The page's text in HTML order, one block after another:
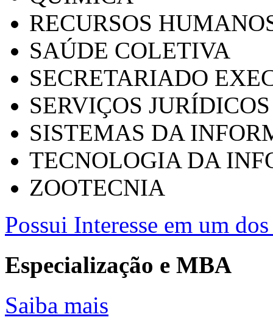
RECURSOS
SAÚDE COLETIVA
SECRETARIADO
SERVIÇOS
SISTEMAS DA
TECNOLOGIA DA
ZOOTECNIA
Possui Interesse em um
Especialização e MBA
Saiba mais